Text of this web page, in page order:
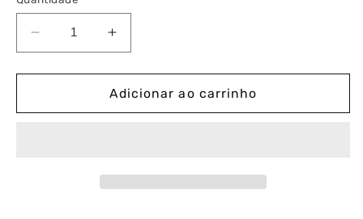
Diminuir
a
quantidade
Espelho
Aumentar
a
quantidade
de
Espelho
Adicionar ao carrinho